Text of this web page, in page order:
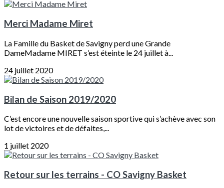
Merci Madame Miret
La Famille du Basket de Savigny perd une Grande
DameMadame MIRET s’est éteinte le 24 juillet à...
24 juillet 2020
Bilan de Saison 2019/2020
C’est encore une nouvelle saison sportive qui s’achève avec son
lot de victoires et de défaites,...
1 juillet 2020
Retour sur les terrains - CO Savigny Basket